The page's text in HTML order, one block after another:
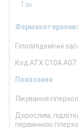
Так
Гіполіпідемічні
Код АТХ С10А А07.
Показання
Лікування
Дорослим,
первинною